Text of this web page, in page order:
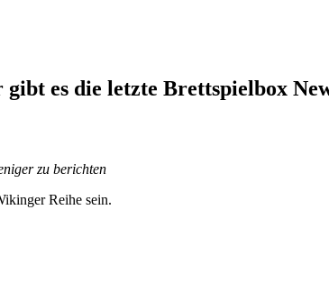
es die letzte Brettspielbox
zu berichten
Reihe sein.